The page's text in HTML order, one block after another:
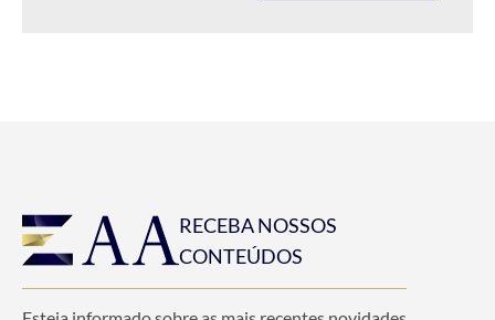
RECEBA NOSSOS
CONTEÚDOS